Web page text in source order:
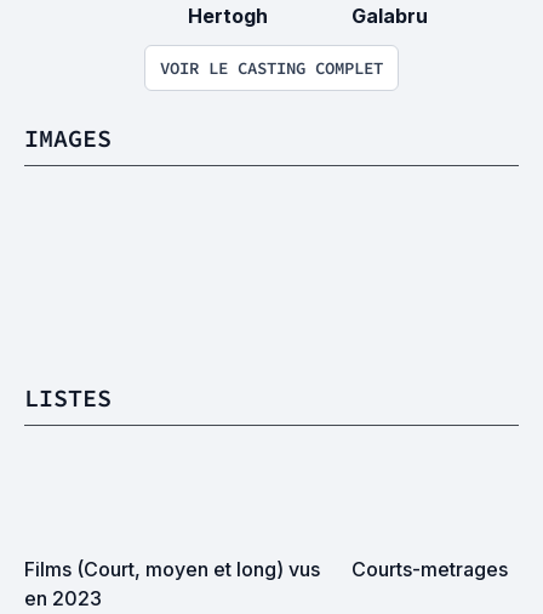
Hertogh
Galabru
VOIR LE CASTING COMPLET
IMAGES
LISTES
Films (Court, moyen et long) vus
en 2023
Courts-metrages